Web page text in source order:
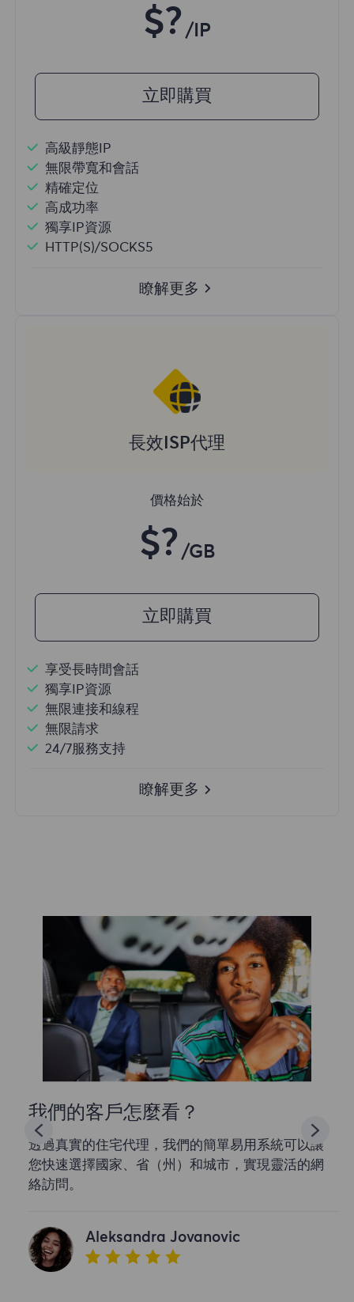
$? /IP
立即購買
高級靜態IP
無限帶寬和會話
精確定位
高成功率
獨享IP資源
HTTP(S)/SOCKS5
瞭解更多
長效ISP代理
價格始於
$? /GB
立即購買
享受長時間會話
獨享IP資源
無限連接和線程
無限請求
24/7服務支持
瞭解更多
我們的客戶怎麼看？
透過真實的住宅代理，我們的簡單易用系統可以讓
您快速選擇國家、省（州）和城市，實現靈活的網
絡訪問。
Aleksandra Jovanovic